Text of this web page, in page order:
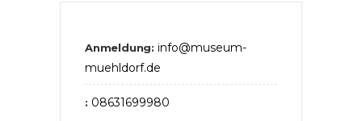
Anmeldung: info@museum-
muehldorf.de
: 08631699980